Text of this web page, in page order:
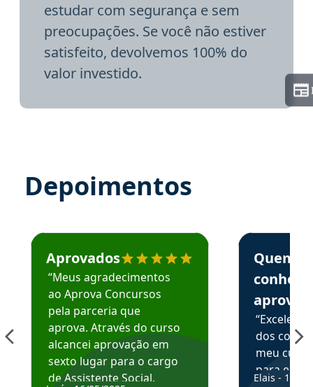
estudar com segurança e sem
preocupações. Se você não estiver
satisfeito, devolvemos 100% do
valor investido.
Depoimentos
Estudante José recomenda o Aprova Concursos em
Aprovados
“Meus agradecimentos
ao Aprova Concursos
pela parceria que
aprova. Através do curso
alcancei aprovação em
sexto lugar para o cargo
de Assistente Social.
Estudante
Quem
aprova
dos
meu
para
Elais - 15/